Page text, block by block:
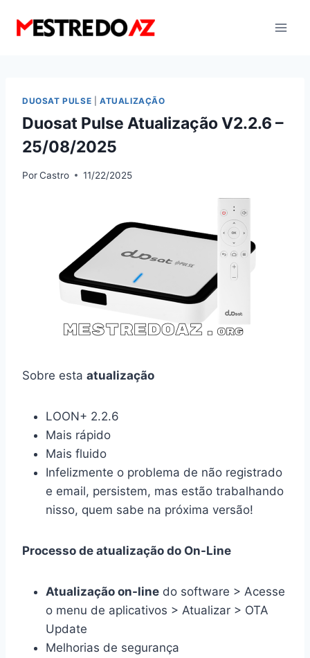
para
DUOSAT PULSE ATUALIZAÇÃO
Duosat Pulse Atualização V2.2.6 –
25/08/2025
PorCastro 11/22/2025
Sobre esta atualização
LOON+ 2.2.6
Mais rápido
Mais fluido
Infelizmente o problema de não registrado
e email, persistem, mas estão trabalhando
nisso, quem sabe na próxima versão!
Processo de atualização do On-Line
Atualização on-line do software > Acesse
o menu de aplicativos > Atualizar > OTA
Update
Melhorias de segurança